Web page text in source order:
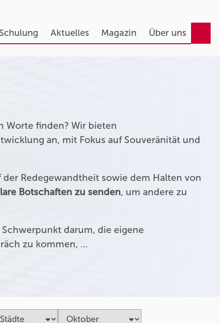
Aktuelles Magazin Über uns
Worte finden? Wir bieten
an, mit Fokus auf Souveränität und
Redegewandtheit sowie dem Halten von
Botschaften zu senden, um andere zu
darum, die eigene
zu kommen, …